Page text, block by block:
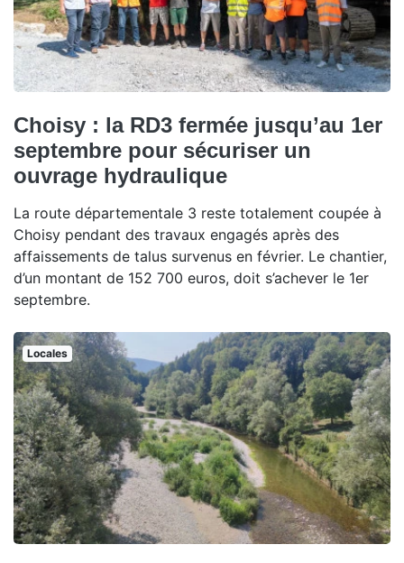
Choisy : la RD3 fermée jusqu’au 1er
septembre pour sécuriser un
ouvrage hydraulique
La route départementale 3 reste totalement coupée à
Choisy pendant des travaux engagés après des
affaissements de talus survenus en février. Le chantier,
d’un montant de 152 700 euros, doit s’achever le 1er
septembre.
Locales